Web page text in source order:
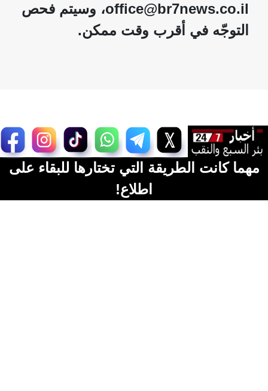
office@br7news.co.il، وسيتم فحص
التوجّه في أقرب وقت ممكن.
مهما كانت الطريقة التي تختارها للبقاء على
اطلاع!